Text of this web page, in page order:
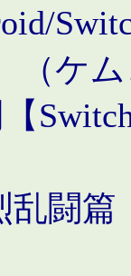
（ケ
乱闘篇